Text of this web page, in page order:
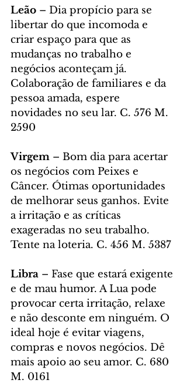
Leão – Dia propício para se
libertar do que incomoda e
criar espaço para que as
mudanças no trabalho e
negócios aconteçam já.
Colaboração de familiares e da
pessoa amada, espere
novidades no seu lar. C. 576 M.
2590
Virgem – Bom dia para acertar
os negócios com Peixes e
Câncer. Ótimas oportunidades
de melhorar seus ganhos. Evite
a irritação e as críticas
exageradas no seu trabalho.
Tente na loteria. C. 456 M. 5387
Libra – Fase que estará exigente
e de mau humor. A Lua pode
provocar certa irritação, relaxe
e não desconte em ninguém. O
ideal hoje é evitar viagens,
compras e novos negócios. Dê
mais apoio ao seu amor. C. 680
M. 0161